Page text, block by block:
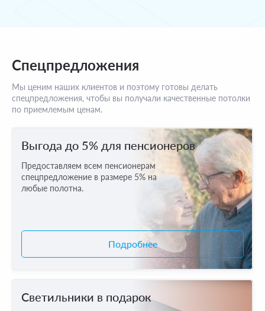
Спецпредложения
Мы ценим наших клиентов и поэтому готовы делать
спецпредложения, чтобы вы получали качественные потолки
по приемлемым ценам.
Выгода до 5% для пенсионеров
Предоставляем всем пенсионерам
спецпредложение в размере 5% на
любые полотна.
Подробнее
Светильники в подарок